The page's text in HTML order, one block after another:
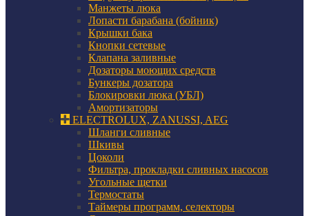
Манжеты люка
Лопасти барабана (бойник)
Крышки бака
Кнопки сетевые
Клапана заливные
Дозаторы моющих средств
Бункеры дозатора
Блокировки люка (УБЛ)
Амортизаторы
ELECTROLUX, ZANUSSI, AEG
Шланги сливные
Шкивы
Цоколи
Фильтра, прокладки сливных насосов
Угольные щетки
Термостаты
Таймеры программ, селекторы